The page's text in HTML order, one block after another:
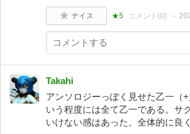
ナイス ★5 コメント(0)
Takahi
アンソロジーっぽく見せた乙一（
いう程度には全て乙一である。サ
いけない感はあった。全体的に良